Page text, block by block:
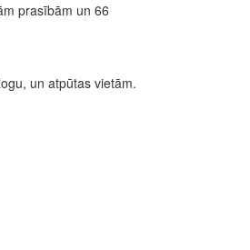
prasībām un 66
un atpūtas vietām.